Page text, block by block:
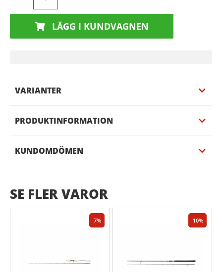
LÄGG I KUNDVAGNEN
VARIANTER
PRODUKTINFORMATION
KUNDOMDÖMEN
SE FLER VAROR
7 10